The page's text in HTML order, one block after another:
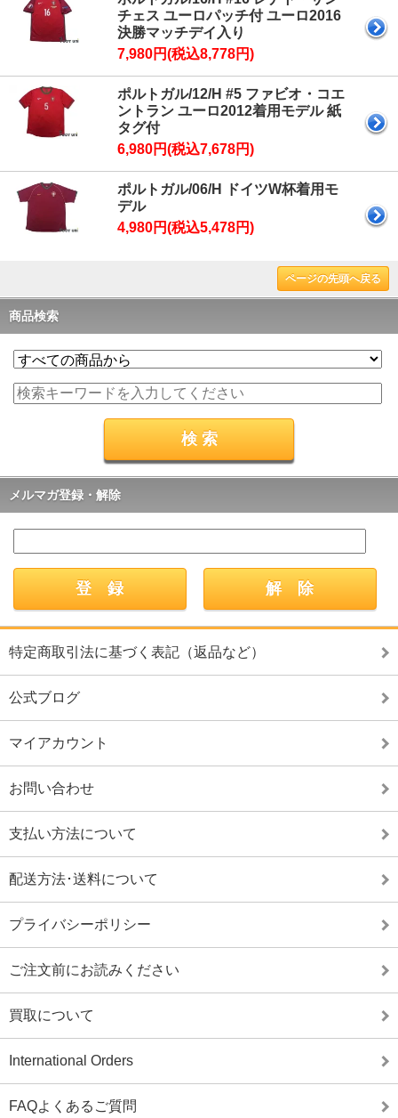
チェス ユーロパッチ付 ユーロ2016
決勝マッチデイ入り
7,980円(税込8,778円)
ポルトガル/12/H #5 ファビオ・コエ
ントラン ユーロ2012着用モデル 紙
タグ付
6,980円(税込7,678円)
ポルトガル/06/H ドイツW杯着用モ
デル
4,980円(税込5,478円)
ページの先頭へ戻る
商品検索
メルマガ登録・解除
特定商取引法に基づく表記（返品など）
公式ブログ
マイアカウント
お問い合わせ
支払い方法について
配送方法･送料について
プライバシーポリシー
ご注文前にお読みください
買取について
International Orders
FAQよくあるご質問